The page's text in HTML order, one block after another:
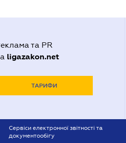
та PR
ligazakon.net
ТАРИФИ
Сервіси електронної звітності та
документообігу